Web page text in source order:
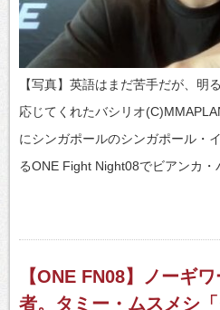
【写真】英語はまだ苦手だが、明
応じてくれたバシリオ
にシンガポールのシンガポール・
るONE Fight Night08でビアンカ・
【ONE FN08】ノーギ
者。タミー・ムスメシ